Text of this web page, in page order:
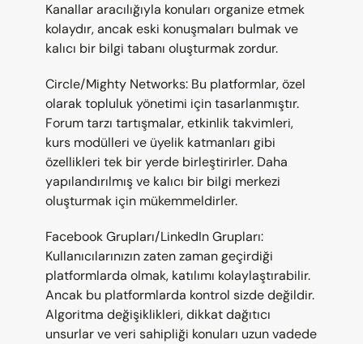
Kanallar aracılığıyla konuları organize etmek
kolaydır, ancak eski konuşmaları bulmak ve
kalıcı bir bilgi tabanı oluşturmak zordur.
Circle/Mighty Networks: Bu platformlar, özel
olarak topluluk yönetimi için tasarlanmıştır.
Forum tarzı tartışmalar, etkinlik takvimleri,
kurs modülleri ve üyelik katmanları gibi
özellikleri tek bir yerde birleştirirler. Daha
yapılandırılmış ve kalıcı bir bilgi merkezi
oluşturmak için mükemmeldirler.
Facebook Grupları/LinkedIn Grupları:
Kullanıcılarınızın zaten zaman geçirdiği
platformlarda olmak, katılımı kolaylaştırabilir.
Ancak bu platformlarda kontrol sizde değildir.
Algoritma değişiklikleri, dikkat dağıtıcı
unsurlar ve veri sahipliği konuları uzun vadede